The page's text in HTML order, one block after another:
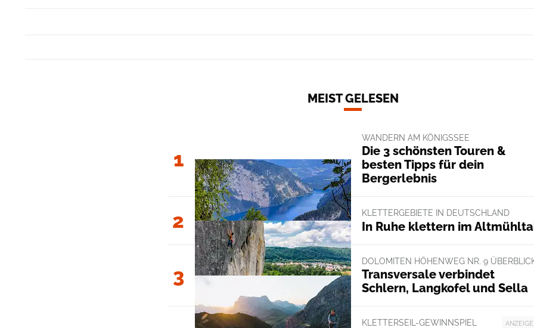
MEIST GELESEN
1
WANDERN AM KÖNIGSSEE
Die 3 schönsten Touren &
besten Tipps für dein
Bergerlebnis
2 KLETTERGEBIETE IN DEUTSCHLAND
In Ruhe klettern im
3
DOLOMITEN HÖHENWEG NR. 9
Transversale verbindet
Schlern, Langkofel und Sella
ANZEIGE
KLETTERSEIL-GEWINNSPIEL